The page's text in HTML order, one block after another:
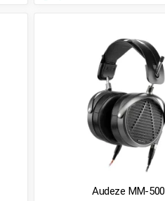
Audeze MM-500